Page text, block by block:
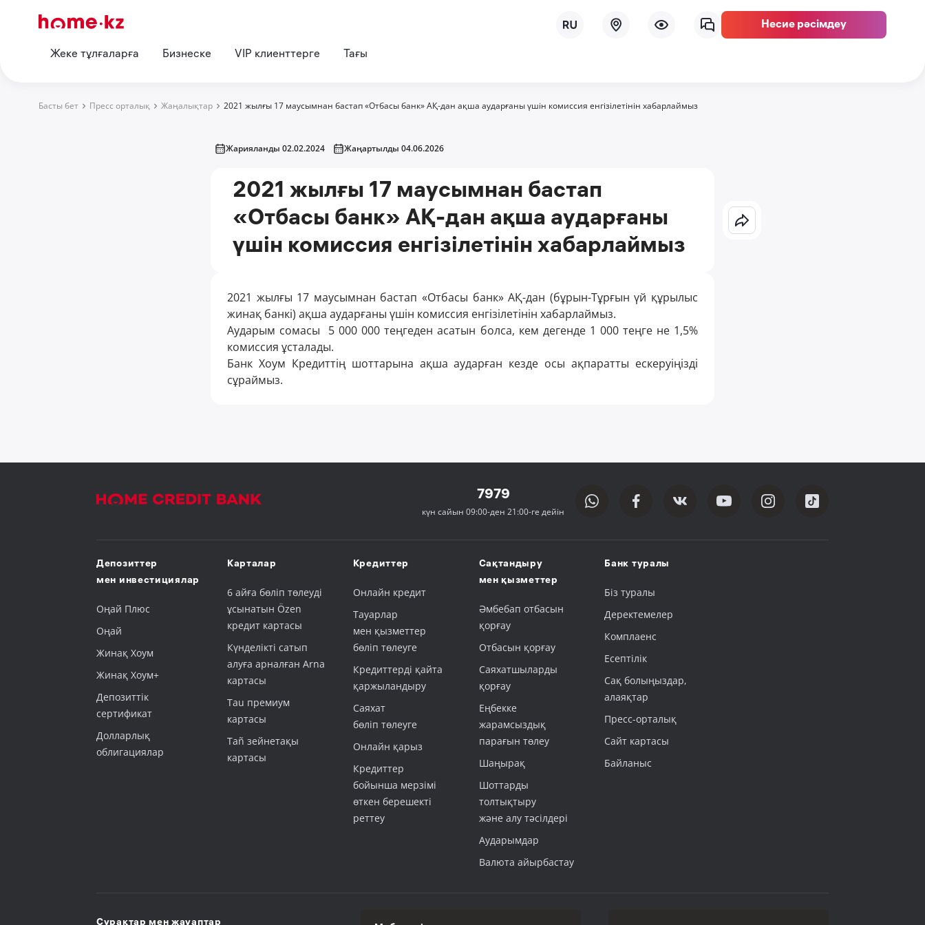
Несие рәсімдеу
Жеке тұлғаларға Бизнеске VIP клиенттерге Тағы
Басты бет Пресс орталық Жаңалықтар 2021 жылғы 17 маусымнан бастап «Отбасы банк» АҚ-дан ақша аударғаны үшін комиссия енгізілетінін хабарлаймыз
Жарияланды 02.02.2024 Жаңартылды 04.06.2026
2021 жылғы 17 маусымнан бастап
«Отбасы банк» АҚ-дан ақша аударғаны
үшін комиссия енгізілетінін хабарлаймыз
2021 жылғы 17 маусымнан бастап «Отбасы банк» АҚ-дан (бұрын-Тұрғын үй құрылыс
жинақ банкі) ақша аударғаны үшін комиссия енгізілетінін хабарлаймыз.
Аударым сомасы 5 000 000 теңгеден асатын болса, кем дегенде 1 000 теңге не 1,5%
комиссия ұсталады.
Банк Хоум Кредиттің шоттарына ақша аударған кезде осы ақпаратты ескеруіңізді
сұраймыз.
7979
күн сайын 09:00-ден 21:00-ге дейін
Депозиттер
мен инвестициялар
Оңай Плюс
Оңай
Жинақ Хоум
Жинақ Хоум+
Депозиттік
сертификат
Долларлық
облигациялар
Карталар
6 айға бөліп төлеуді
ұсынатын Özen
кредит картасы
Күнделікті сатып
алуға арналған Arna
картасы
Tau премиум
картасы
Tañ зейнетақы
картасы
Кредиттер
Онлайн кредит
Тауарлар
мен қызметтер
бөліп төлеуге
Кредиттерді қайта
қаржыландыру
Саяхат
бөліп төлеуге
Онлайн қарыз
Кредиттер
бойынша мерзімі
өткен берешекті
реттеу
Сақтандыру
мен қызметтер
Әмбебап отбасын
қорғау
Отбасын қорғау
Саяхатшыларды
қорғау
Еңбекке
жарамсыздық
парағын төлеу
Шаңырақ
Шоттарды
толтықтыру
және алу тәсілдері
Аударымдар
Валюта айырбастау
Банк туралы
Біз туралы
Деректемелер
Комплаенс
Есептілік
Сақ болыңыздар,
алаяқтар
Пресс-орталық
Сайт картасы
Байланыс